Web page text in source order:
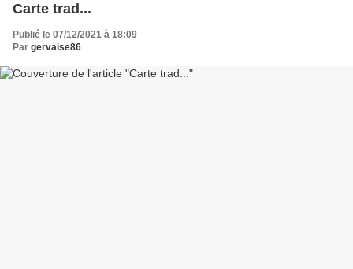
Carte trad...
Publié le 07/12/2021 à 18:09
Par gervaise86